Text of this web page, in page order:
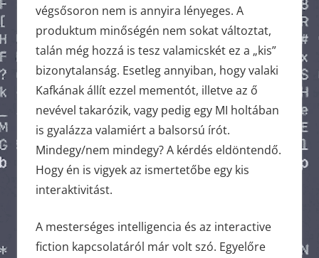
végsősoron nem is annyira lényeges. A
produktum minőségén nem sokat változtat,
talán még hozzá is tesz valamicskét ez a „kis”
bizonytalanság. Esetleg annyiban, hogy valaki
Kafkának állít ezzel mementót, illetve az ő
nevével takarózik, vagy pedig egy MI holtában
is gyalázza valamiért a balsorsú írót.
Mindegy/nem mindegy? A kérdés eldöntendő.
Hogy én is vigyek az ismertetőbe egy kis
interaktivitást.
A mesterséges intelligencia és az interactive
fiction kapcsolatáról már volt szó. Egyelőre